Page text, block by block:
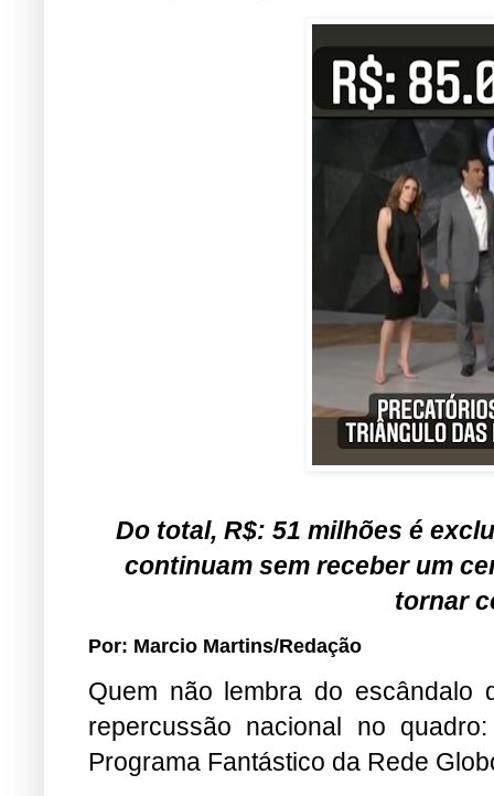
Do total, R$: 51 milhões é
continuam sem receber um
tornar
Por: Marcio Martins/Redação
Quem não lembra do escândalo
repercussão nacional no
Programa Fantástico da Rede